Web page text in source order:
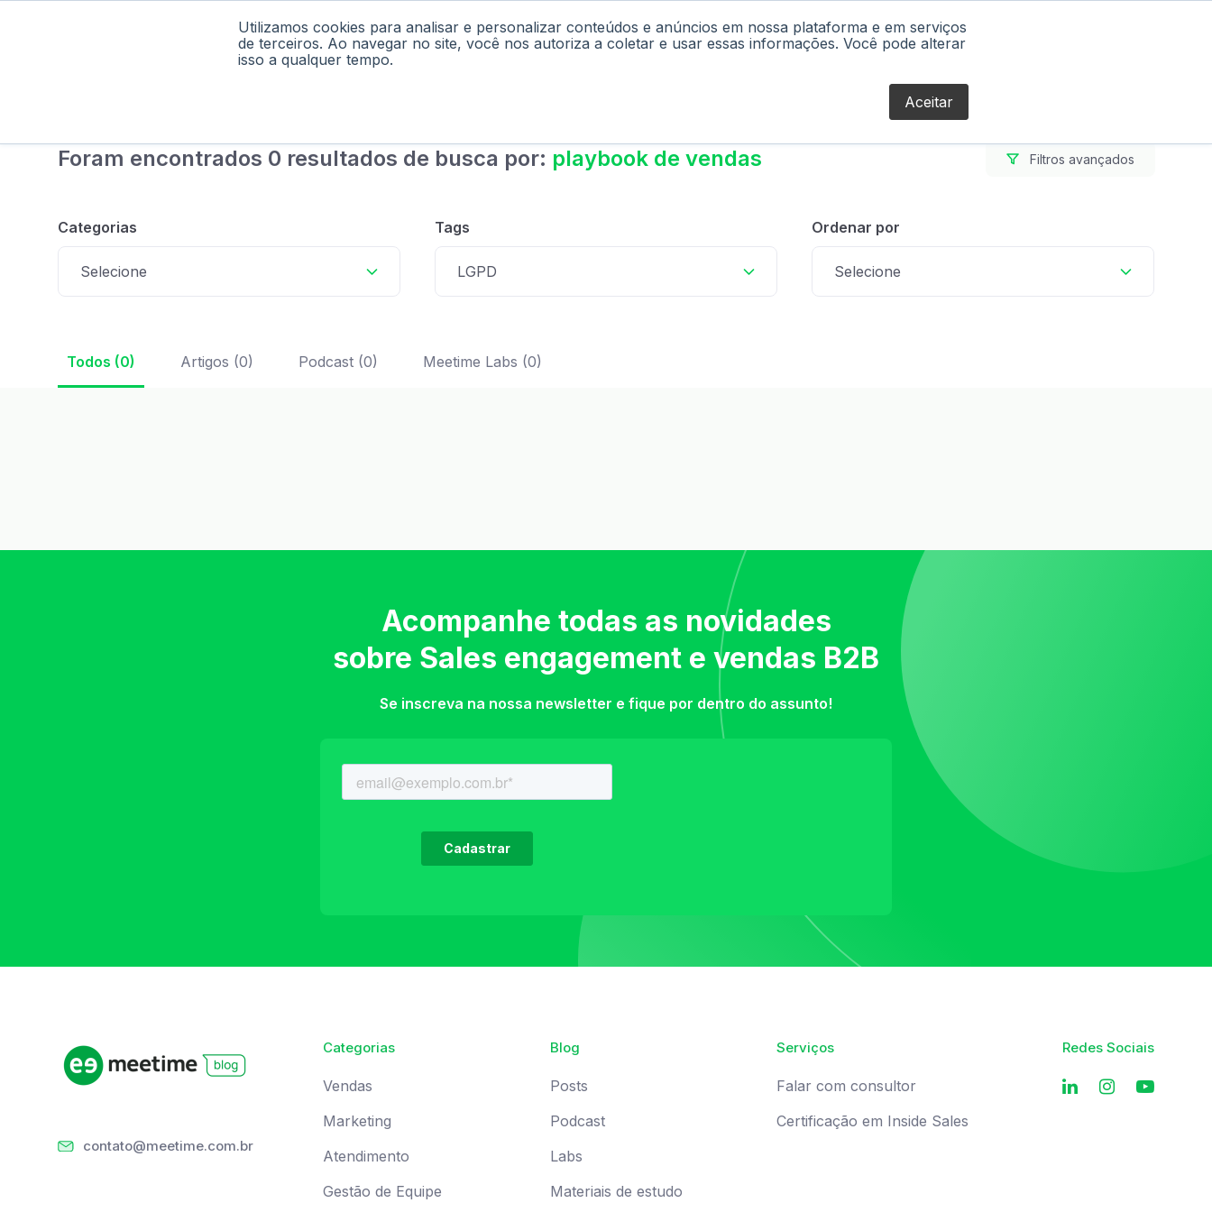
Utilizamos cookies para analisar e personalizar conteúdos e anúncios em nossa plataforma e em serviços
de terceiros. Ao navegar no site, você nos autoriza a coletar e usar essas informações. Você pode alterar
isso a qualquer tempo.
Aceitar
Home Podcast Materiais Labs Falar com Consultor Blog
Foram encontrados 0 resultados de busca por: playbook de vendas Filtros avançados
Categorias
Selecione
Tags
LGPD
Ordenar por
Selecione
Todos (0) Artigos (0) Podcast (0) Meetime Labs (0)
Acompanhe todas as novidades
sobre Sales engagement e vendas B2B
Se inscreva na nossa newsletter e fique por dentro do assunto!
contato@meetime.com.br
Categorias
Vendas
Marketing
Atendimento
Gestão de Equipe
Blog
Posts
Podcast
Labs
Materiais de estudo
Serviços
Falar com consultor
Certificação em Inside Sales
Redes Sociais